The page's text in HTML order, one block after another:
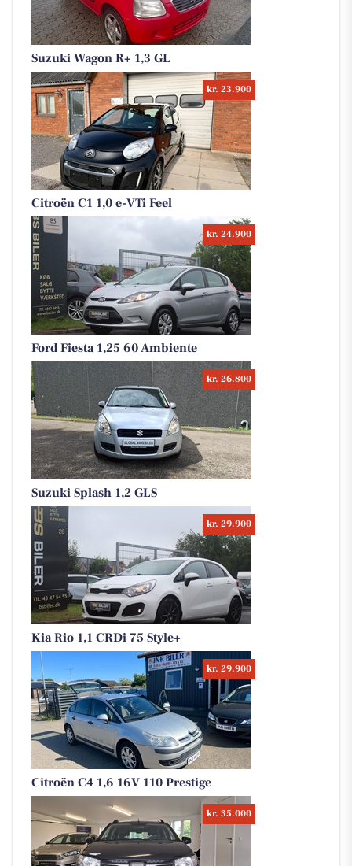
Suzuki Wagon R+ 1,3 GL
kr. 23.900
Citroën C1 1,0 e-VTi Feel
kr. 24.900
Ford Fiesta 1,25 60 Ambiente
kr. 26.800
Suzuki Splash 1,2 GLS
kr. 29.900
Kia Rio 1,1 CRDi 75 Style+
kr. 29.900
Citroën C4 1,6 16V 110 Prestige
kr. 35.000